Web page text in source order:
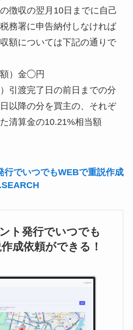
徴収の翌月10日までに自己
務署に申告納付しなければ
額については下記の通りで
額）金◯円
引渡完了日の前日までの分
以降の分を買主の、それぞ
清算金の10.21%相当額
行でいつでもWEBで重説作成
ト発行でいつでも
成依頼ができる！